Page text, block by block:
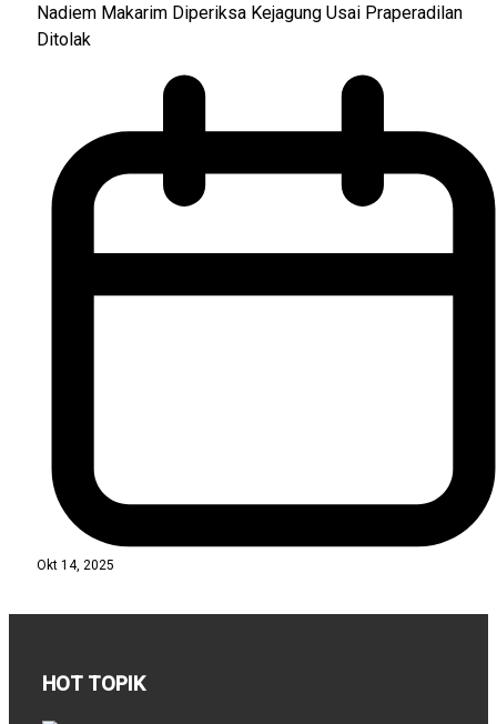
Nadiem Makarim Diperiksa Kejagung Usai Praperadilan
Ditolak
Okt 14, 2025
HOT TOPIK